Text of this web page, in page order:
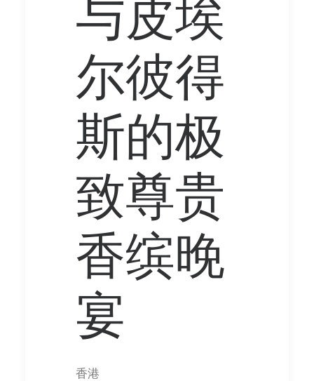
与皮埃
尔彼得
斯的极
致尊贵
香缤晚
宴
香港